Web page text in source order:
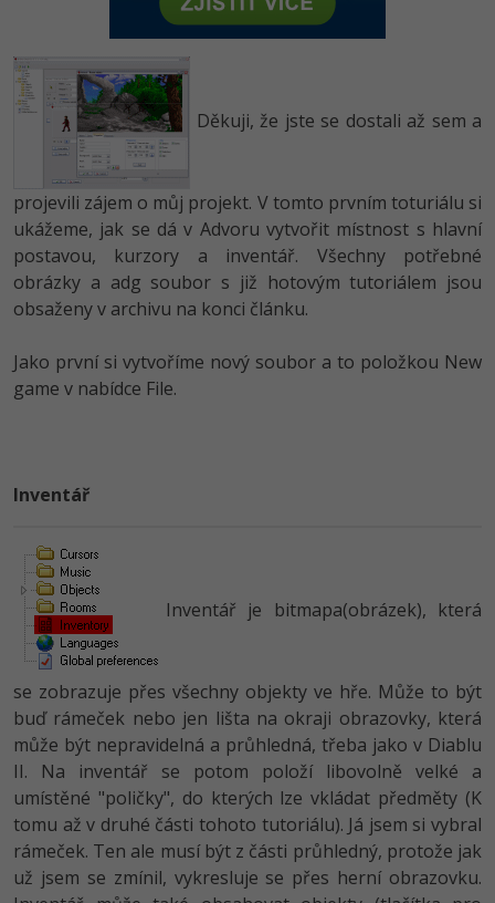
HTML5, CSS3, Bootstrap, SEO
SQL a databáze
Testování a verzování
UML a návrhové vzory
React
Spring
ASP.NET MVC
PHP
JavaScript
Python
HTML / CSS
UML a návrhové vzory
MySQL/MariaDB
MS-SQL
Vývojář mobilních aplikací
Specialista na AI a bigdata
C# Game developer
Webdesigner
Tester
Systémový administrátor
3D grafik
SEO specialista
-80%
JavaScript -80%
PHP -80%
C++
Swift -80%
Kotlin -80%
-80%
VB.NET
Pro děti
Více
Fórum
Digitální gramotnost
Marketing
WordPress
SEO -30%
UX
Business
Copywriting
Linux
Sítě
Kybernetická bezpečnost
Elektronický podpis
Fórum
Photoshop -80%
Adobe Illustrator
Adobe Lightroom -30%
Adobe XD
Adobe InDesign -25%
Adobe After Effects
Inkscape
Děkuji, že jste se dostali až sem a
projevili zájem o můj projekt. V tomto prvním toturiálu si
ukážeme, jak se dá v Advoru vytvořit místnost s hlavní
postavou, kurzory a inventář. Všechny potřebné
obrázky a adg soubor s již hotovým tutoriálem jsou
obsaženy v archivu na konci článku.
Jako první si vytvoříme nový soubor a to položkou New
game v nabídce File.
Inventář
Inventář je bitmapa(obrázek), která
se zobrazuje přes všechny objekty ve hře. Může to být
buď rámeček nebo jen lišta na okraji obrazovky, která
může být nepravidelná a průhledná, třeba jako v Diablu
II. Na inventář se potom položí libovolně velké a
umístěné "poličky", do kterých lze vkládat předměty (K
tomu až v druhé části tohoto tutoriálu). Já jsem si vybral
rámeček. Ten ale musí být z části průhledný, protože jak
už jsem se zmínil, vykresluje se přes herní obrazovku.